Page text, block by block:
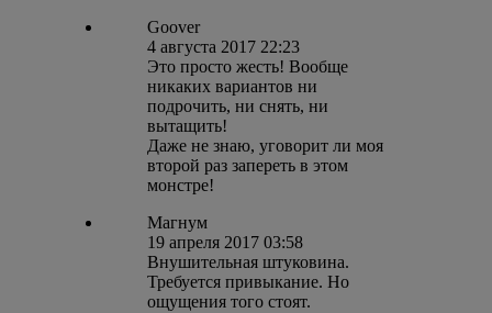
Goover
4 августа 2017 22:23
Это просто жесть! Вообще
никаких вариантов ни
подрочить, ни снять, ни
вытащить!
Даже не знаю, уговорит ли моя
второй раз запереть в этом
монстре!
Магнум
19 апреля 2017 03:58
Внушительная штуковина.
Требуется привыкание. Но
ощущения того стоят.